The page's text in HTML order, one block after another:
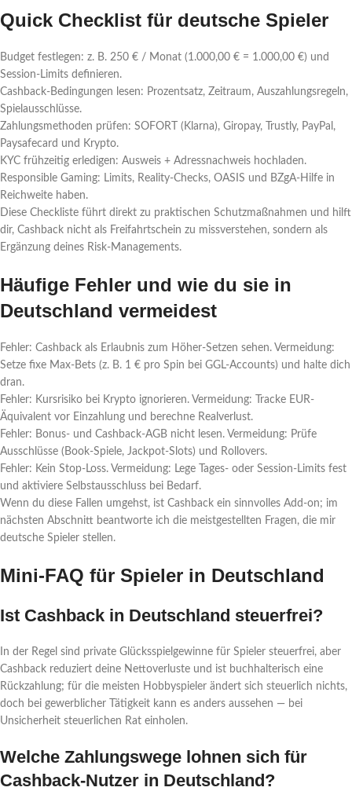
Quick Checklist für deutsche Spieler
Budget festlegen: z. B. 250 € / Monat (1.000,00 € = 1.000,00 €) und
Session-Limits definieren.
Cashback-Bedingungen lesen: Prozentsatz, Zeitraum, Auszahlungsregeln,
Spielausschlüsse.
Zahlungsmethoden prüfen: SOFORT (Klarna), Giropay, Trustly, PayPal,
Paysafecard und Krypto.
KYC frühzeitig erledigen: Ausweis + Adressnachweis hochladen.
Responsible Gaming: Limits, Reality-Checks, OASIS und BZgA-Hilfe in
Reichweite haben.
Diese Checkliste führt direkt zu praktischen Schutzmaßnahmen und hilft
dir, Cashback nicht als Freifahrtschein zu missverstehen, sondern als
Ergänzung deines Risk-Managements.
Häufige Fehler und wie du sie in
Deutschland vermeidest
Fehler: Cashback als Erlaubnis zum Höher-Setzen sehen. Vermeidung:
Setze fixe Max-Bets (z. B. 1 € pro Spin bei GGL-Accounts) und halte dich
dran.
Fehler: Kursrisiko bei Krypto ignorieren. Vermeidung: Tracke EUR-
Äquivalent vor Einzahlung und berechne Realverlust.
Fehler: Bonus- und Cashback-AGB nicht lesen. Vermeidung: Prüfe
Ausschlüsse (Book-Spiele, Jackpot-Slots) und Rollovers.
Fehler: Kein Stop-Loss. Vermeidung: Lege Tages- oder Session-Limits fest
und aktiviere Selbstausschluss bei Bedarf.
Wenn du diese Fallen umgehst, ist Cashback ein sinnvolles Add-on; im
nächsten Abschnitt beantworte ich die meistgestellten Fragen, die mir
deutsche Spieler stellen.
Mini-FAQ für Spieler in Deutschland
Ist Cashback in Deutschland steuerfrei?
In der Regel sind private Glücksspielgewinne für Spieler steuerfrei, aber
Cashback reduziert deine Nettoverluste und ist buchhalterisch eine
Rückzahlung; für die meisten Hobbyspieler ändert sich steuerlich nichts,
doch bei gewerblicher Tätigkeit kann es anders aussehen — bei
Unsicherheit steuerlichen Rat einholen.
Welche Zahlungswege lohnen sich für
Cashback-Nutzer in Deutschland?